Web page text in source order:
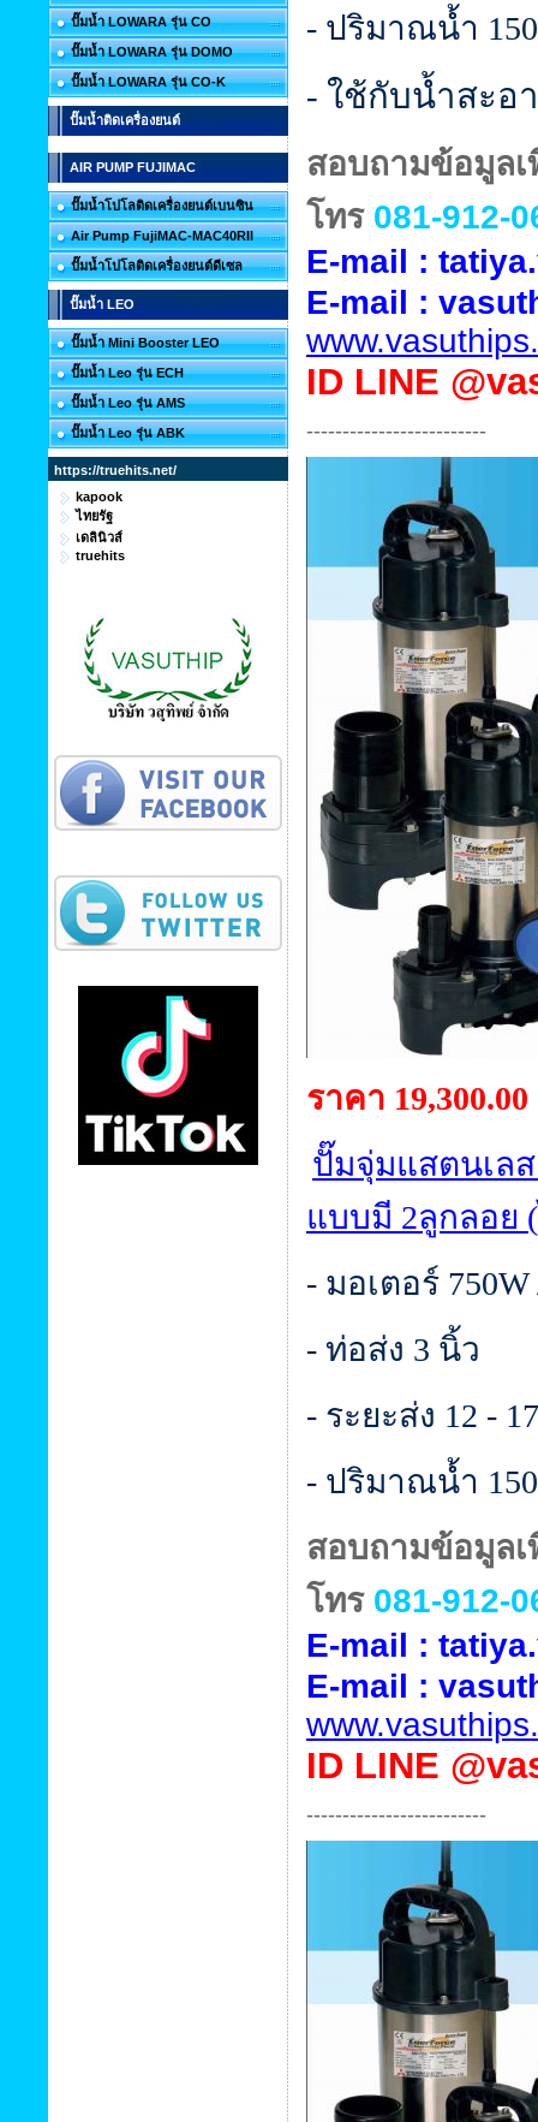
ปั๊มน้ำ LOWARA รุ่น CO
ปั๊มน้ำ LOWARA รุ่น DOMO
ปั๊มน้ำ LOWARA รุ่น CO-K
ปั๊มน้ำติดเครื่องยนต์
AIR PUMP FUJIMAC
ปั๊มน้ำโปโลติดเครื่องยนต์เบนซิน
Air Pump FujiMAC-MAC40RII
ปั๊มน้ำโปโลติดเครื่องยนต์ดีเซล
ปั๊มน้ำ LEO
ปั๊มน้ำ Mini Booster LEO
ปั๊มน้ำ Leo รุ่น ECH
ปั๊มน้ำ Leo รุ่น AMS
ปั๊มน้ำ Leo รุ่น ABK
https://truehits.net/
kapook
ไทยรัฐ
เดลินิวส์
truehits
- ปริมาณน้ำ
- ใช้กับน้ำสะอ
สอบถามข้อมูลเ
โทร 081-912-
E-mail :
E-mail :
ID LINE
-------------------------
ราคา
ปั๊มจุ่มแสตนเลส
แบบมี 2ลูกลอย
- มอเตอร์ 750W
- ท่อส่ง 3 นิ้ว
- ระยะส่ง 12 -
- ปริมาณน้ำ
สอบถามข้อมูลเ
โทร 081-912-
E-mail :
E-mail :
ID LINE
-------------------------